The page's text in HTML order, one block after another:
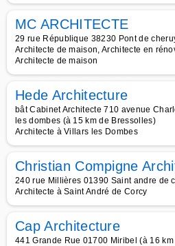
MC ARCHITECTE
29 rue République 38230 Pont de
Architecte de maison, Architecte en
Architecte de maison
Hede Architecture
bât Cabinet Architecte 710 avenue
les dombes (à 15 km de Bressolles)
Architecte à Villars les Dombes
Christian Compigne
240 rue Millières 01390 Saint andre de
Architecte à Saint André de Corcy
Cap Architecture
441 Grande Rue 01700 Miribel (à 16